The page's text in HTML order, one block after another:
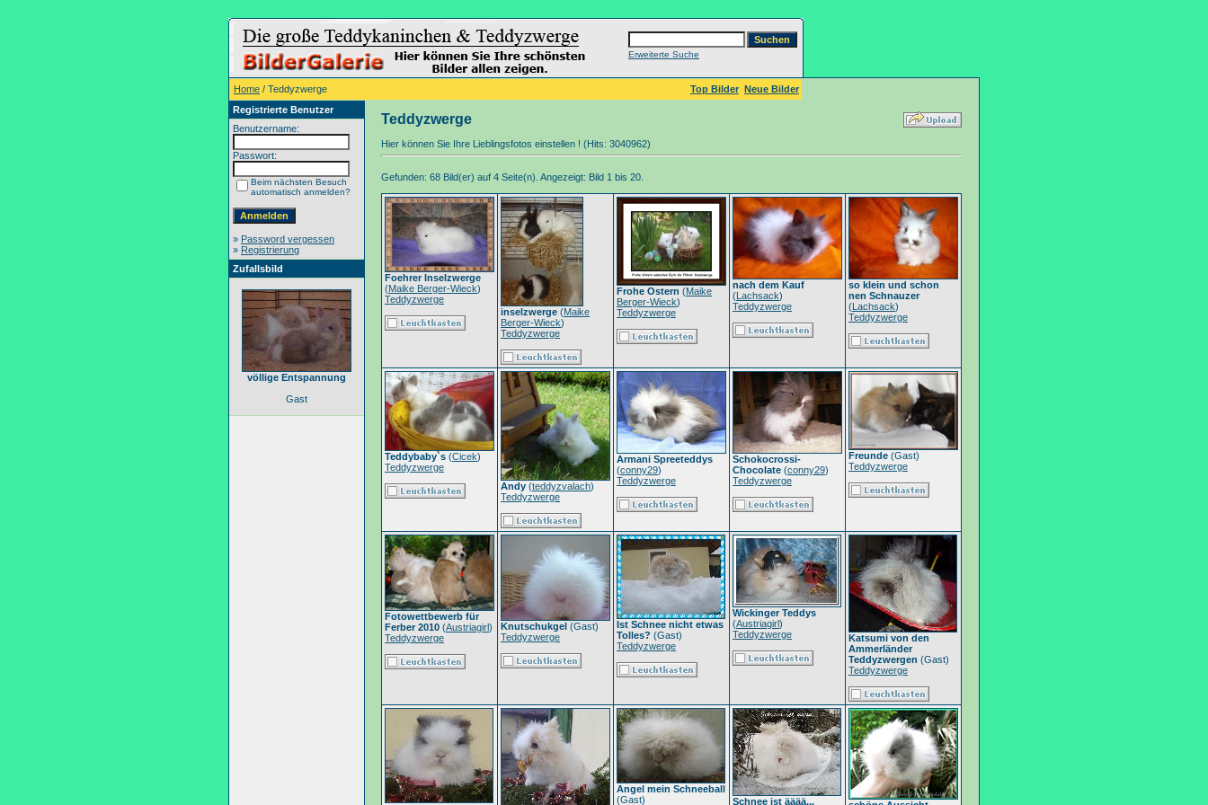
Erweiterte Suche
Home / Teddyzwerge Top Bilder Neue Bilder
Registrierte Benutzer
Benutzername:
Passwort:
Beim nächsten Besuch
automatisch anmelden?
» Password vergessen
» Registrierung
Zufallsbild
völlige Entspannung
Gast
Teddyzwerge
Hier können Sie Ihre Lieblingsfotos einstellen ! (Hits: 3040962)
Gefunden: 68 Bild(er) auf 4 Seite(n). Angezeigt: Bild 1 bis 20.
Foehrer Inselzwerge
(Maike Berger-Wieck)
Teddyzwerge
inselzwerge (Maike
Berger-Wieck)
Teddyzwerge
Frohe Ostern (Maike
Berger-Wieck)
Teddyzwerge
nach dem Kauf
(Lachsack)
Teddyzwerge
so klein und schon
nen Schnauzer
(Lachsack)
Teddyzwerge
Teddybaby`s (Cicek)
Teddyzwerge
Andy (teddyzvalach)
Teddyzwerge
Armani Spreeteddys
(conny29)
Teddyzwerge
Schokocrossi-
Chocolate (conny29)
Teddyzwerge
Freunde (Gast)
Teddyzwerge
Fotowettbewerb für
Ferber 2010 (Austriagirl)
Teddyzwerge
Knutschukgel (Gast)
Teddyzwerge
Ist Schnee nicht etwas
Tolles? (Gast)
Teddyzwerge
Wickinger Teddys
(Austriagirl)
Teddyzwerge
Katsumi von den
Ammerländer
Teddyzwergen (Gast)
Teddyzwerge
Angel mein Schneeball
(Gast)
Schnee ist ääää...